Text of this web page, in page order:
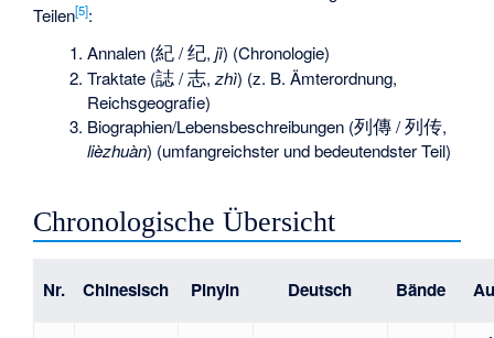
Teilen[5]:
Annalen (紀/纪,jì) (Chronologie)
Traktate (誌/志,zhì) (z. B. Ämterordnung,
Reichsgeografie)
Biographien/Lebensbeschreibungen (列傳/列传,
lièzhuàn) (umfangreichster und bedeutendster Teil)
Chronologische Übersicht
Nr. Chinesisch Pinyin Deutsch Bände